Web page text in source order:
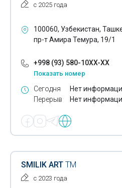
Нотариальное заверение
Нотариальные конторы
Нотариальные услуги
Обеззараживание сточных вод
Обслуживание выставок
Огнезащитная обработка
Огнезащитные работы
Освещение уличное-
Отходы- вывоз
с 2025 года
100060, Узбекистан,
пр-т Амира Темура, 19/1
+998 (93) 580-10XX-XX
Показать номер
Сегодня
Перерыв
Нет
Нет
SMILIK ART ТМ
с 2023 года